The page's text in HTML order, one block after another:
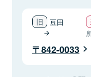
豆田
842-0033